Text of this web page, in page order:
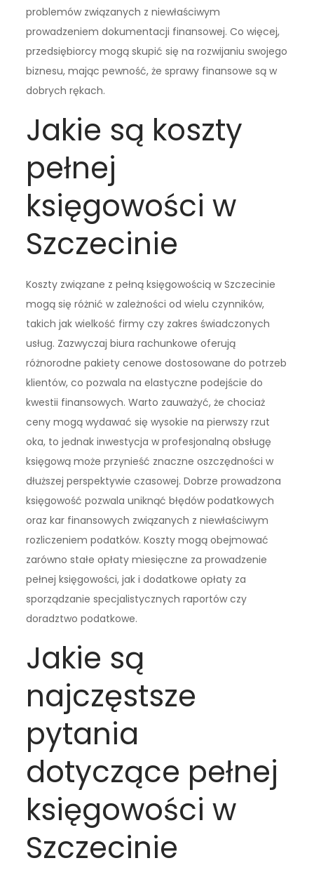
problemów związanych z niewłaściwym
prowadzeniem dokumentacji finansowej. Co więcej,
przedsiębiorcy mogą skupić się na rozwijaniu swojego
biznesu, mając pewność, że sprawy finansowe są w
dobrych rękach.
Jakie są koszty
pełnej
księgowości w
Szczecinie
Koszty związane z pełną księgowością w Szczecinie
mogą się różnić w zależności od wielu czynników,
takich jak wielkość firmy czy zakres świadczonych
usług. Zazwyczaj biura rachunkowe oferują
różnorodne pakiety cenowe dostosowane do potrzeb
klientów, co pozwala na elastyczne podejście do
kwestii finansowych. Warto zauważyć, że chociaż
ceny mogą wydawać się wysokie na pierwszy rzut
oka, to jednak inwestycja w profesjonalną obsługę
księgową może przynieść znaczne oszczędności w
dłuższej perspektywie czasowej. Dobrze prowadzona
księgowość pozwala uniknąć błędów podatkowych
oraz kar finansowych związanych z niewłaściwym
rozliczeniem podatków. Koszty mogą obejmować
zarówno stałe opłaty miesięczne za prowadzenie
pełnej księgowości, jak i dodatkowe opłaty za
sporządzanie specjalistycznych raportów czy
doradztwo podatkowe.
Jakie są
najczęstsze
pytania
dotyczące pełnej
księgowości w
Szczecinie